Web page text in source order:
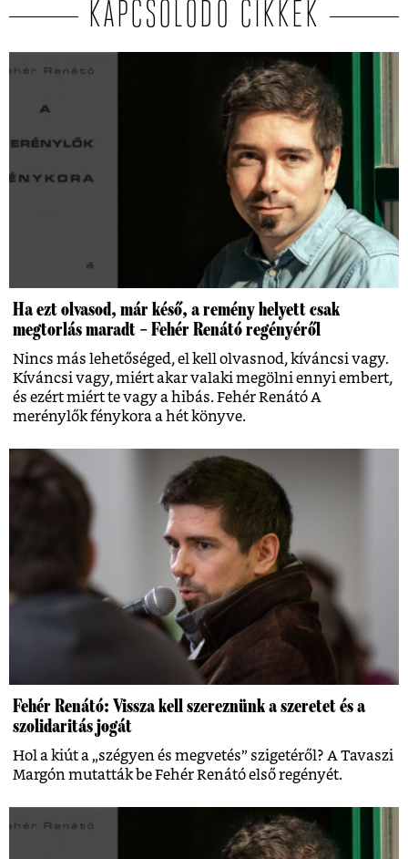
KAPCSOLÓDÓ CIKKEK
Ha ezt olvasod, már késő, a remény helyett csak
megtorlás maradt – Fehér Renátó regényéről
Nincs más lehetőséged, el kell olvasnod, kíváncsi vagy.
Kíváncsi vagy, miért akar valaki megölni ennyi embert,
és ezért miért te vagy a hibás. Fehér Renátó A
merénylők fénykora a hét könyve.
Fehér Renátó: Vissza kell szereznünk a szeretet és a
szolidaritás jogát
Hol a kiút a „szégyen és megvetés” szigetéről? A Tavaszi
Margón mutatták be Fehér Renátó első regényét.